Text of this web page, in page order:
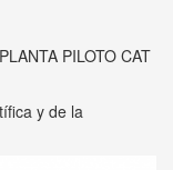
PILOTO CAT
y de la